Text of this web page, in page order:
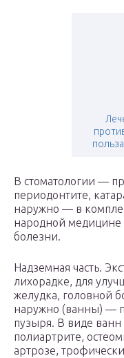
В стоматологии —
периодонтите,
наружно — в
народной
болезни.
Надземная часть.
лихорадке, для
желудка, головной
наружно (ванны) —
пузыря. В виде
полиартрите,
артрозе,